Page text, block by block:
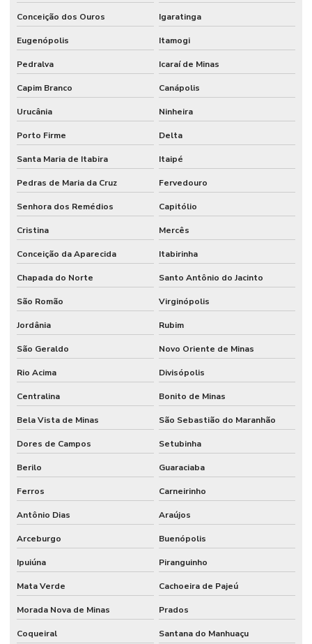
Conceição dos Ouros Igaratinga
Eugenópolis Itamogi
Pedralva Icaraí de Minas
Capim Branco Canápolis
Urucânia Ninheira
Porto Firme Delta
Santa Maria de Itabira Itaipé
Pedras de Maria da Cruz Fervedouro
Senhora dos Remédios Capitólio
Cristina Mercês
Conceição da Aparecida Itabirinha
Chapada do Norte Santo Antônio do Jacinto
São Romão Virginópolis
Jordânia Rubim
São Geraldo Novo Oriente de Minas
Rio Acima Divisópolis
Centralina Bonito de Minas
Bela Vista de Minas São Sebastião do Maranhão
Dores de Campos Setubinha
Berilo Guaraciaba
Ferros Carneirinho
Antônio Dias Araújos
Arceburgo Buenópolis
Ipuiúna Piranguinho
Mata Verde Cachoeira de Pajeú
Morada Nova de Minas Prados
Coqueiral Santana do Manhuaçu